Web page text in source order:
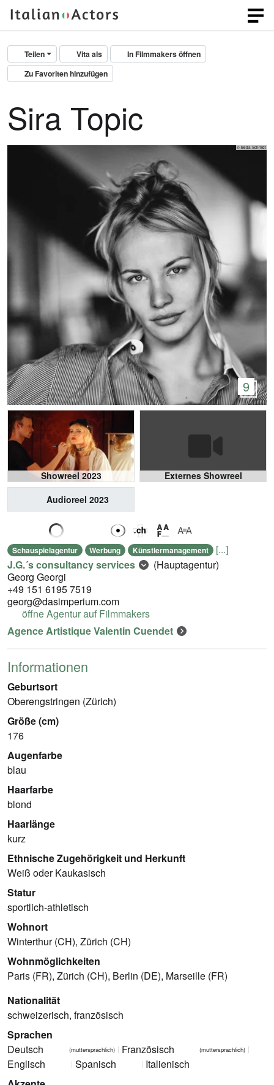
Teilen Vita als
In Filmmakers öffnen
Zu Favoriten hinzufügen
Sira Topic
© Beda Schmidt
9
Showreel 2023
Externes Showreel
Audioreel 2023
Schauspielagentur Werbung Künstlermanagement
[...]
J.G.´s consultancy services
(Hauptagentur)
Georg Georgi
+49 151 6195 7519
georg@dasimperium.com
öffne Agentur auf Filmmakers
Agence Artistique Valentin Cuendet
Informationen
Geburtsort
Oberengstringen (Zürich)
Größe (cm)
176
Augenfarbe
blau
Haarfarbe
blond
Haarlänge
kurz
Ethnische Zugehörigkeit und Herkunft
Weiß oder Kaukasisch
Statur
sportlich-athletisch
Wohnort
Winterthur (CH), Zürich (CH)
Wohnmöglichkeiten
Paris (FR), Zürich (CH), Berlin (DE), Marseille (FR)
Nationalität
schweizerisch, französisch
Sprachen
Deutsch
(muttersprachlich) Französisch (muttersprachlich)
Englisch Spanisch
Italienisch